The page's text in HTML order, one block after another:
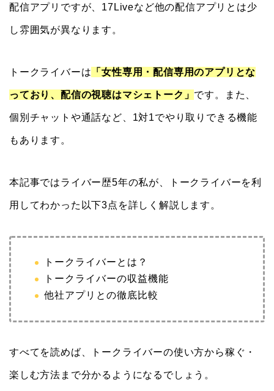
配信アプリですが、17Liveなど他の配信アプリとは少
し雰囲気が異なります。
トークライバーは 「女性専用・配信専用のアプリとな
っており、配信の視聴はマシェトーク」 です。また、
個別チャットや通話など、1対1でやり取りできる機能
もあります。
本記事ではライバー歴5年の私が、トークライバーを利
用してわかった以下3点を詳しく解説します。
トークライバーとは？
トークライバーの収益機能
他社アプリとの徹底比較
すべてを読めば、トークライバーの使い方から稼ぐ・
楽しむ方法まで分かるようになるでしょう。